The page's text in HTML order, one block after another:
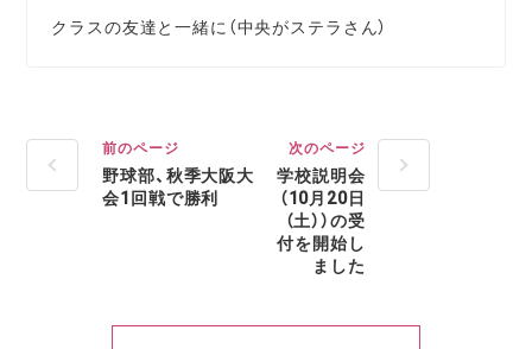
クラスの友達と一緒に（中央がステラさん）
前のページ
野球部、秋季大阪大
会1回戦で勝利
次のページ
学校説明会
（10月20日
（土））の受
付を開始し
ました